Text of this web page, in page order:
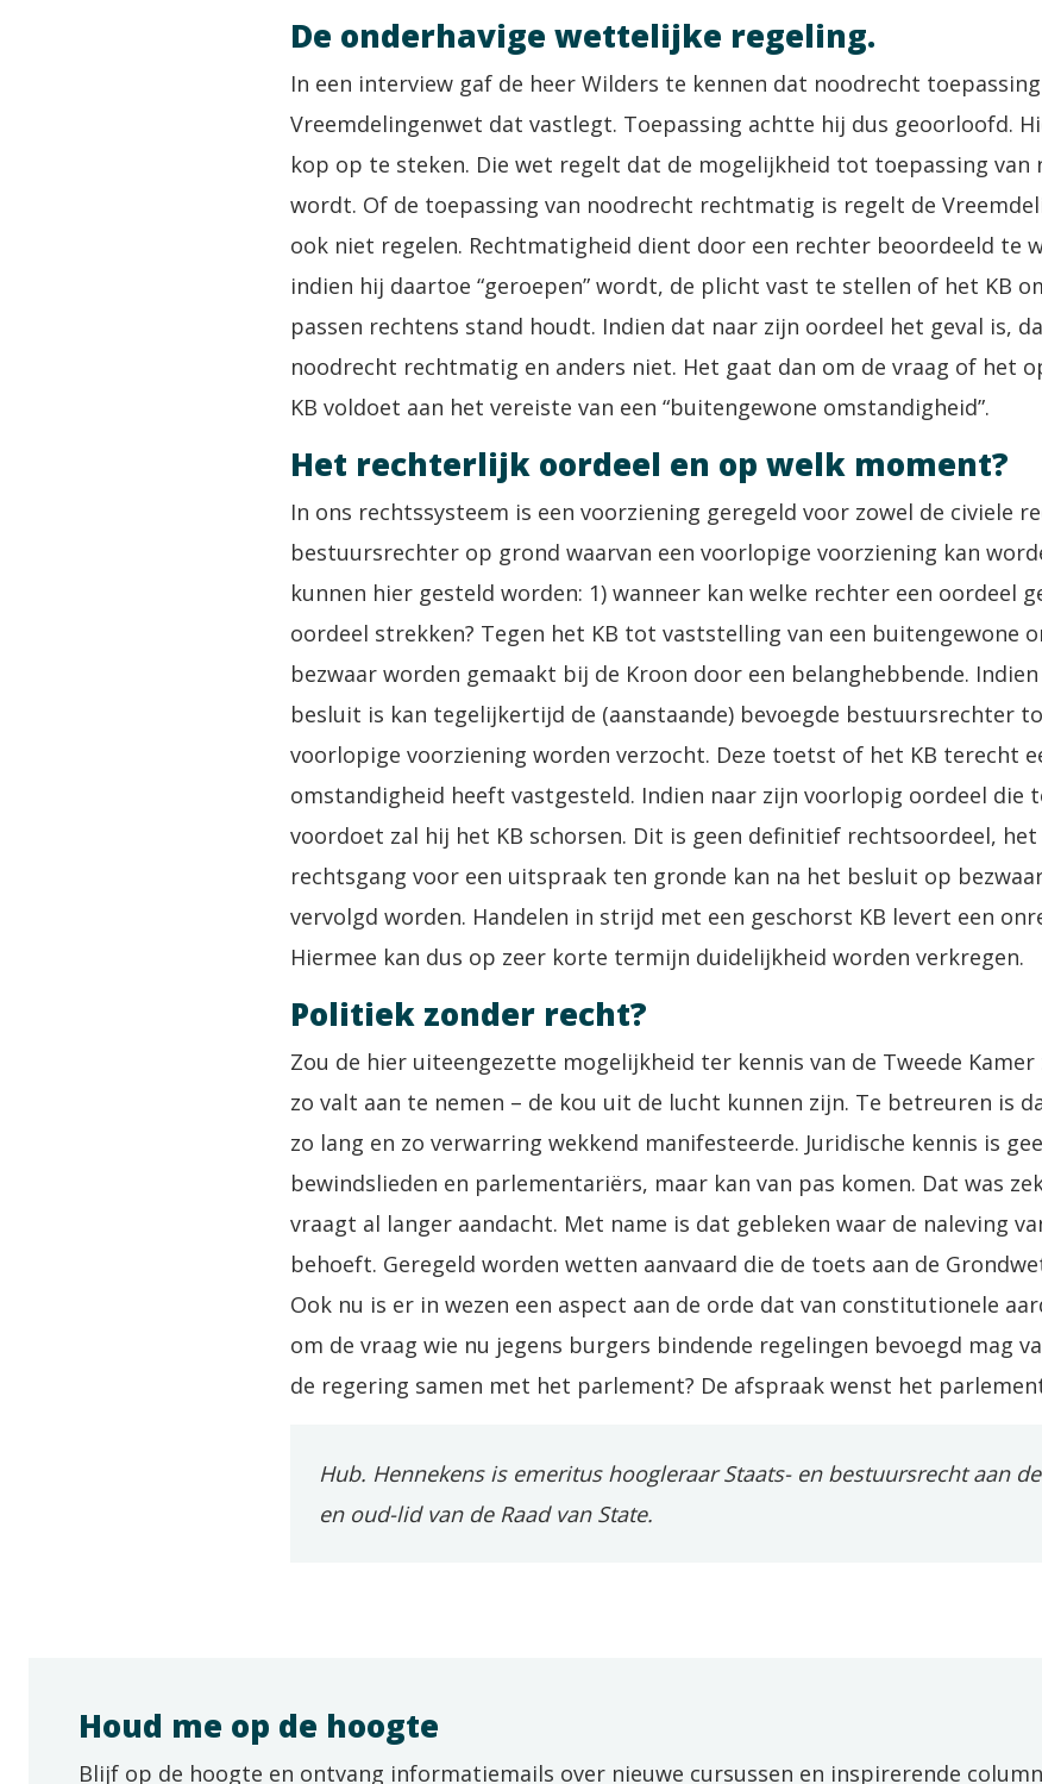
De onderhavige wettelijke regeling.
In een interview gaf de heer Wilders te kennen dat noodrecht
Vreemdelingenwet dat vastlegt. Toepassing achtte hij dus geoorloofd.
kop op te steken. Die wet regelt dat de mogelijkheid tot toepassing van
wordt. Of de toepassing van noodrecht rechtmatig is regelt de
ook niet regelen. Rechtmatigheid dient door een rechter beoordeeld te
indien hij daartoe “geroepen” wordt, de plicht vast te stellen of het KB
passen rechtens stand houdt. Indien dat naar zijn oordeel het geval is,
noodrecht rechtmatig en anders niet. Het gaat dan om de vraag of het
KB voldoet aan het vereiste van een “buitengewone omstandigheid”.
Het rechterlijk oordeel en op welk moment?
In ons rechtssysteem is een voorziening geregeld voor zowel de civiele
bestuursrechter op grond waarvan een voorlopige voorziening kan
kunnen hier gesteld worden: 1) wanneer kan welke rechter een oordeel
oordeel strekken? Tegen het KB tot vaststelling van een buitengewone
bezwaar worden gemaakt bij de Kroon door een belanghebbende.
besluit is kan tegelijkertijd de (aanstaande) bevoegde bestuursrechter
voorlopige voorziening worden verzocht. Deze toetst of het KB terecht
omstandigheid heeft vastgesteld. Indien naar zijn voorlopig oordeel die
voordoet zal hij het KB schorsen. Dit is geen definitief rechtsoordeel,
rechtsgang voor een uitspraak ten gronde kan na het besluit op
vervolgd worden. Handelen in strijd met een geschorst KB levert een
Hiermee kan dus op zeer korte termijn duidelijkheid worden verkregen.
Politiek zonder recht?
Zou de hier uiteengezette mogelijkheid ter kennis van de Tweede Kamer
zo valt aan te nemen – de kou uit de lucht kunnen zijn. Te betreuren is
zo lang en zo verwarring wekkend manifesteerde. Juridische kennis is
bewindslieden en parlementariërs, maar kan van pas komen. Dat was
vraagt al langer aandacht. Met name is dat gebleken waar de naleving
behoeft. Geregeld worden wetten aanvaard die de toets aan de
Ook nu is er in wezen een aspect aan de orde dat van constitutionele
om de vraag wie nu jegens burgers bindende regelingen bevoegd mag
de regering samen met het parlement? De afspraak wenst het
Hub. Hennekens is emeritus hoogleraar Staats- en bestuursrecht aan
en oud-lid van de Raad van State.
Houd me op de hoogte
Blijf op de hoogte en ontvang informatiemails over nieuwe cursussen en inspirerende